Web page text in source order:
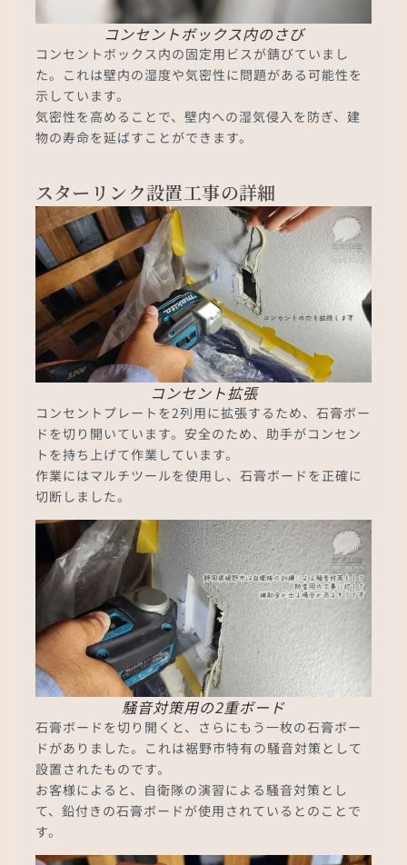
コンセントボックス内のさび
コンセントボックス内の固定用ビスが錆びていまし
た。これは壁内の湿度や気密性に問題がある可能性を
示しています。
気密性を高めることで、壁内への湿気侵入を防ぎ、建
物の寿命を延ばすことができます。
スターリンク設置工事の詳細
コンセント拡張
コンセントプレートを2列用に拡張するため、石膏ボー
ドを切り開いています。安全のため、助手がコンセン
トを持ち上げて作業しています。
作業にはマルチツールを使用し、石膏ボードを正確に
切断しました。
騒音対策用の2重ボード
石膏ボードを切り開くと、さらにもう一枚の石膏ボー
ドがありました。これは裾野市特有の騒音対策として
設置されたものです。
お客様によると、自衛隊の演習による騒音対策とし
て、鉛付きの石膏ボードが使用されているとのことで
す。